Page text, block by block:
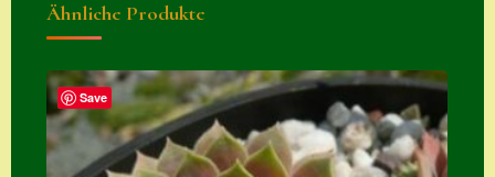
Zahlungs- &
Versandinfos
Zubehör
Ähnliche Produkte
Save